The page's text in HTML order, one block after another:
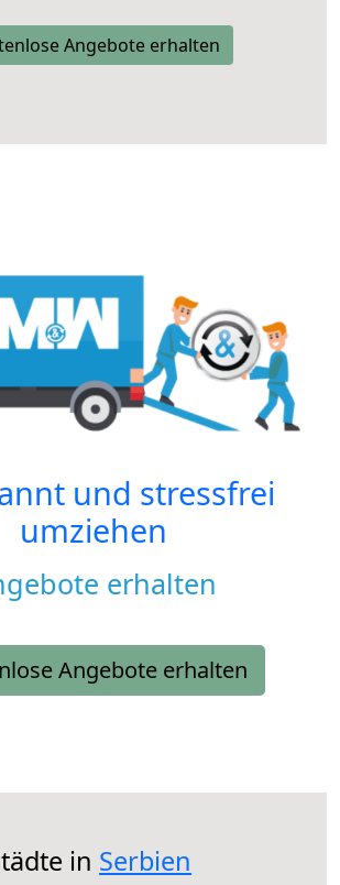
Angebote erhalten
und stressfrei
umziehen
erhalten
Angebote erhalten
in Serbien